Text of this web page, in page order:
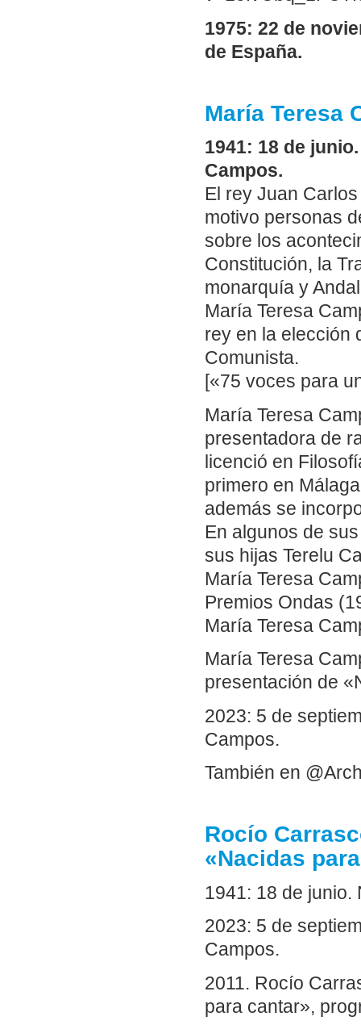
1975: 22 de
de España.
María Teresa
1941: 18 de
Campos.
El rey Juan
motivo personas
sobre los
Constitución, la
monarquía y
María Teresa
rey en la elección
Comunista.
[«75 voces para
María Teresa
presentadora de
licenció en
primero en
además se
En algunos de
sus hijas Terelu
María Teresa
Premios Ondas
María Teresa
María Teresa
presentación de
2023: 5 de
Campos.
También en
Rocío
«Nacidas
1941: 18 de
2023: 5 de
Campos.
2011. Rocío
para cantar»,